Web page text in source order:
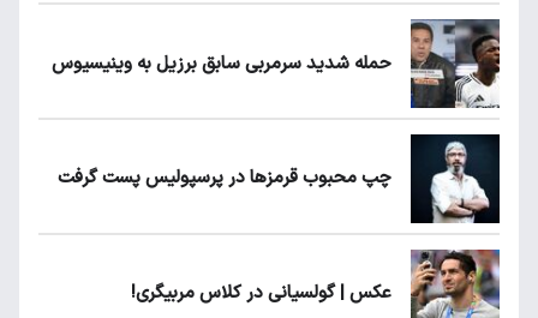
حمله شدید سرمربی سابق برزیل به وینیسیوس
چپ محبوب قرمزها در پرسپولیس پست گرفت
عکس | گولسیانی در کلاس مربیگری!